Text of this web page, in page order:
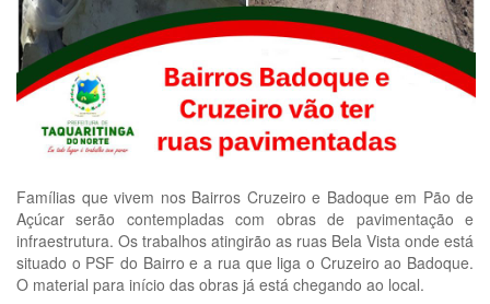
Famílias que vivem nos Bairros Cruzeiro e Badoque em Pão de
Açúcar serão contempladas com obras de pavimentação e
infraestrutura. Os trabalhos atingirão as ruas Bela Vista onde está
situado o PSF do Bairro e a rua que liga o Cruzeiro ao Badoque.
O material para início das obras já está chegando ao local.